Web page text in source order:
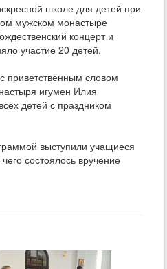
школе для детей при
мужском монастыре
концерт и
участие 20 детей.
приветственным словом
игумен Илия
детей с праздником
выступили учащиеся
состоялось вручение